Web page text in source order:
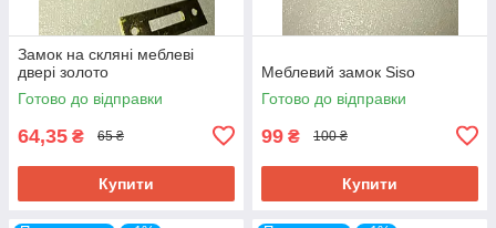
Замок на скляні меблеві
двері золото
Готово до відправки
64,35 ₴ 65 ₴
Купити
Меблевий замок Siso
Готово до відправки
99 ₴ 100 ₴
Купити